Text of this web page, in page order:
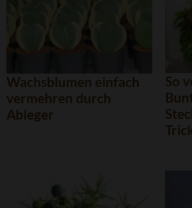
Wachsblumen einfach
vermehren durch
Ableger
So